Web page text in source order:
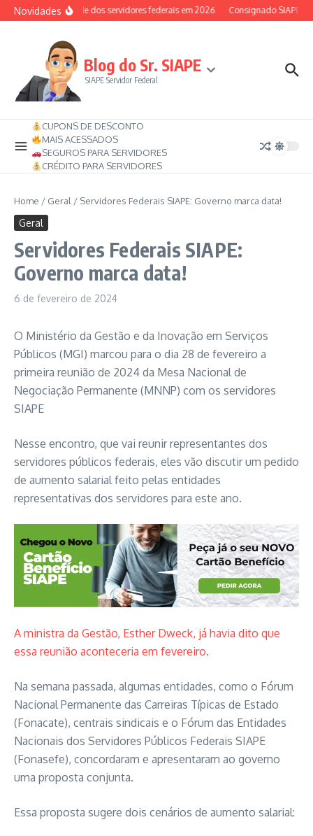
Ir para o conteúdo
Novidades
Auxílio-saúde dos servidores federais em 2026 Consignado SIAPE
Blog do Sr. SIAPE
SIAPE Servidor Federal
CUPONS DE DESCONTO
MAIS ACESSADOS
SEGUROS PARA SERVIDORES
CRÉDITO PARA SERVIDORES
Home / Geral / Servidores Federais SIAPE: Governo marca data!
Geral
Servidores Federais SIAPE:
Governo marca data!
6 de fevereiro de 2024
O Ministério da Gestão e da Inovação em Serviços
Públicos (MGI) marcou para o dia 28 de fevereiro a
primeira reunião de 2024 da Mesa Nacional de
Negociação Permanente (MNNP) com os servidores
SIAPE
Nesse encontro, que vai reunir representantes dos
servidores públicos federais, eles vão discutir um pedido
de aumento salarial feito pelas entidades
representativas dos servidores para este ano.
A ministra da Gestão, Esther Dweck, já havia dito que
essa reunião aconteceria em fevereiro.
Na semana passada, algumas entidades, como o Fórum
Nacional Permanente das Carreiras Típicas de Estado
(Fonacate), centrais sindicais e o Fórum das Entidades
Nacionais dos Servidores Públicos Federais SIAPE
(Fonasefe), concordaram e apresentaram ao governo
uma proposta conjunta.
Essa proposta sugere dois cenários de aumento salarial: